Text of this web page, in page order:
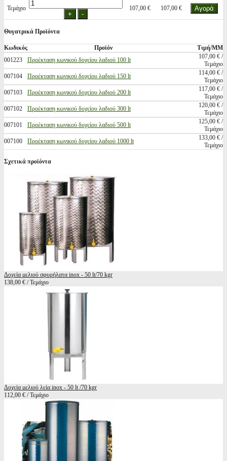
Τεμάχιο 107,00 € 107,00 €
Θυγατρικά Προϊόντα
Κωδικός Προϊόν
Τιμή/ΜΜ
001223
Προέκταση κωνικού δοχείου λαδιού 100 lt
107,00 € /
Τεμάχιο
007104
Προέκταση κωνικού δοχείου λαδιού 150 lt
114,00 € /
Τεμάχιο
007103
Προέκταση κωνικού δοχείου λαδιού 200 lt
117,00 € /
Τεμάχιο
007102
Προέκταση κωνικού δοχείου λαδιού 300 lt
120,00 € /
Τεμάχιο
007101
Προέκταση κωνικού δοχείου λαδιού 500 lt
125,00 € /
Τεμάχιο
007100
Προέκταση κωνικού δοχείου λαδιού 1000 lt
133,00 € /
Τεμάχιο
Σχετικά προϊόντα
Δοχεία μελιού σφυρήλατα inox - 50 lt/70 kgr
138,00 € / Τεμάχιο
Δοχεία μελιού λεία inox - 50 lt /70 kgr
112,00 € / Τεμάχιο